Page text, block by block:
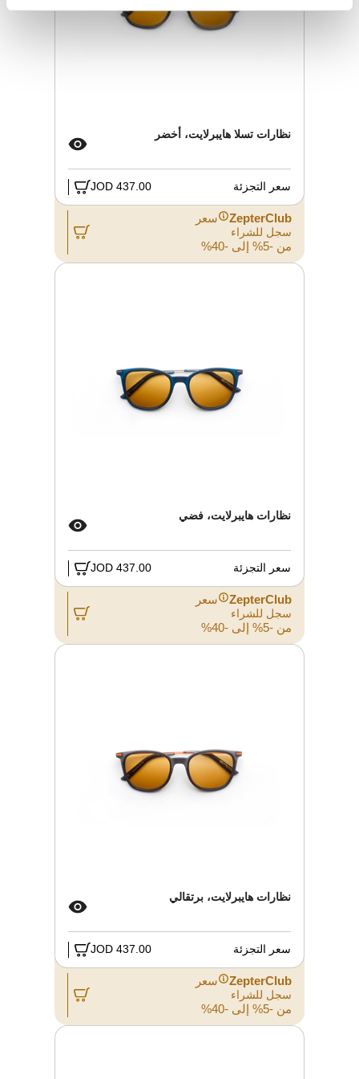
نظارات تسلا هايبرلايت، أخضر
سعر التجزئة 437.00 JOD
ZepterClub سعر
سجل للشراء
من -5% إلى -40%
نظارات هايبرلايت، فضي
سعر التجزئة 437.00 JOD
ZepterClub سعر
سجل للشراء
من -5% إلى -40%
نظارات هايبرلايت، برتقالي
سعر التجزئة 437.00 JOD
ZepterClub سعر
سجل للشراء
من -5% إلى -40%